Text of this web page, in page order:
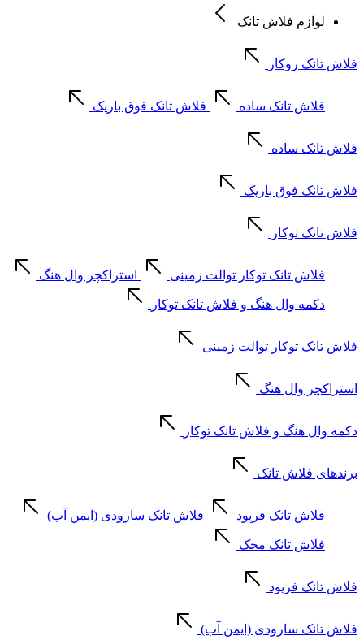
لوازم فلاش تانک
فلاش تانک روکار
فلاش تانک ساده فلاش تانک فوق باریک
فلاش تانک ساده
فلاش تانک فوق باریک
فلاش تانک توکار
فلاش تانک توکار توالت زمینی استراکچر وال هنگ
دکمه وال هنگ و فلاش تانک توکار
فلاش تانک توکار توالت زمینی
استراکچر وال هنگ
دکمه وال هنگ و فلاش تانک توکار
برندهای فلاش تانک
فلاش تانک فرپود فلاش تانک سارودی (ایمن آب)
فلاش تانک محک
فلاش تانک فرپود
فلاش تانک سارودی (ایمن آب)